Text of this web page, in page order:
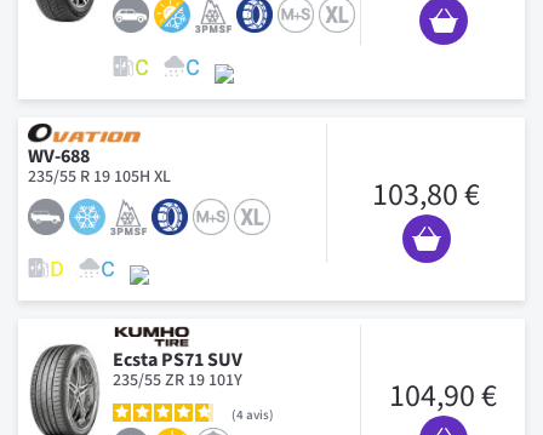
WV-688
235/55 R 19 105H XL 103,80 €
Ecsta PS71 SUV
235/55 ZR 19 101Y
4avis 104,90 €